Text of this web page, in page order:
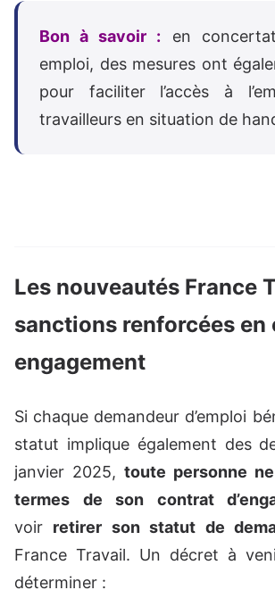
Bon à savoir : en
emploi, des mesures ont
pour faciliter l’accès à
travailleurs en situation de
Les nouveautés France
sanctions renforcées en
engagement
Si chaque demandeur d’emploi
statut implique également des
janvier 2025, toute personne
termes de son contrat
voir retirer son statut de
France Travail. Un décret à
déterminer :